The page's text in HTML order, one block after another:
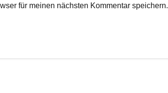
für meinen nächsten Kommentar speichern.